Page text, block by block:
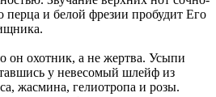
перца и белой фрезии пробудит Его
он охотник, а не жертва. Усыпи
у невесомый шлейф из
жасмина, гелиотропа и розы.